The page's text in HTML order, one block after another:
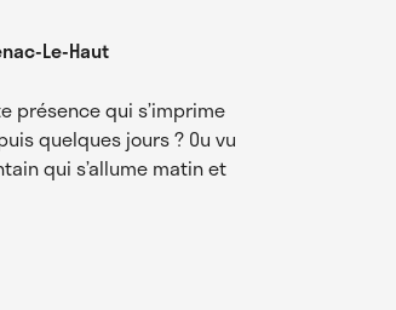
Le-Haut
présence qui s’imprime
quelques jours ? Ou vu
qui s’allume matin et